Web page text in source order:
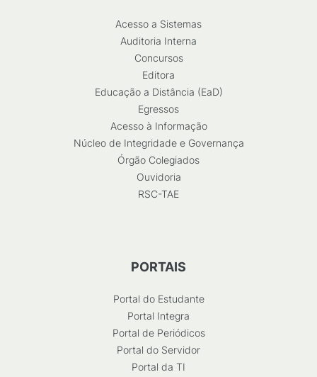
Acesso a Sistemas
Auditoria Interna
Concursos
Editora
Educação a Distância (EaD)
Egressos
Acesso à Informação
Núcleo de Integridade e Governança
Órgão Colegiados
Ouvidoria
RSC-TAE
PORTAIS
Portal do Estudante
Portal Integra
Portal de Periódicos
Portal do Servidor
Portal da TI